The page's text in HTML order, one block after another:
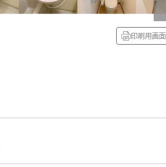
印刷用画面